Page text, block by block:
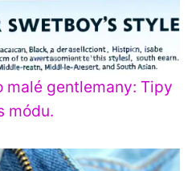
malé gentlemany: Tipy
módu.